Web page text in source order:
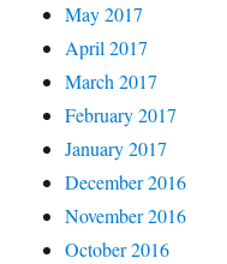
May 2017
April 2017
March 2017
February 2017
January 2017
December 2016
November 2016
October 2016